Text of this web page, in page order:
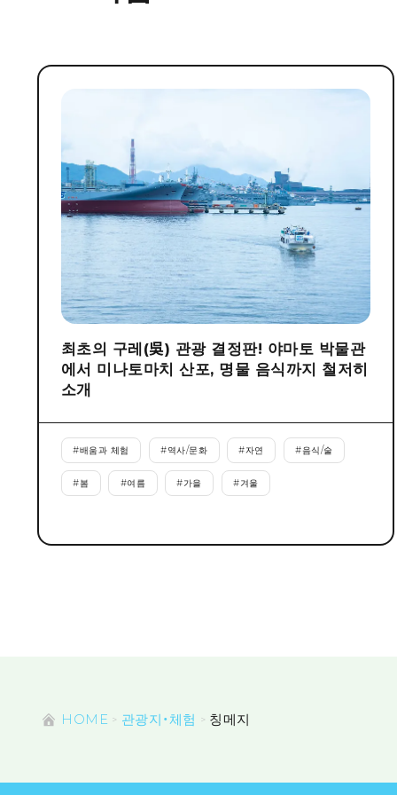
최초의 구레(吳) 관광 결정판! 야마토 박물관
에서 미나토마치 산포, 명물 음식까지 철저히
소개
#배움과 체험 #역사/문화 #자연 #음식/술
#봄 #여름 #가을 #겨울
HOME 관광지・체험 칭메지